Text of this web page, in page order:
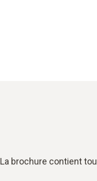
La brochure contient